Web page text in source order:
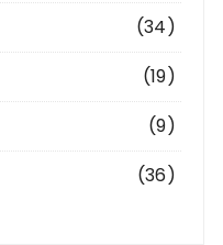
(34)
(19)
(9)
(36)